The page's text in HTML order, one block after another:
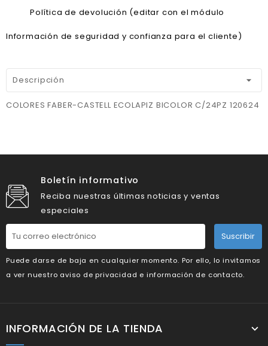
Política de devolución (editar con el módulo
Información de seguridad y confianza para el cliente)
Descripción
COLORES FABER-CASTELL ECOLAPIZ BICOLOR C/24PZ 120624
Boletín informativo
Reciba nuestras últimas noticias y ventas
especiales
Suscribir
Puede darse de baja en cualquier momento. Por ello, lo invitamos
a ver nuestro aviso de privacidad e información de contacto.
INFORMACIÓN DE LA TIENDA